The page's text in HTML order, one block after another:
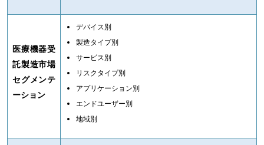
医療機器受
託製造市場
セグメンテ
ーション
デバイス別
製造タイプ別
サービス別
リスクタイプ別
アプリケーション別
エンドユーザー別
地域別